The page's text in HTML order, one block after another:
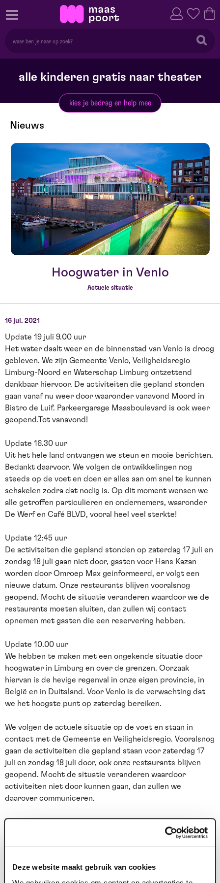
Deze website maakt gebruik van cookies
alle kinderen gratis naar theater
kies je bedrag en help mee
Nieuws
Hoogwater in Venlo
Actuele situatie
16 jul. 2021
Update 19 juli 9.00 uur
Het water daalt weer en de binnenstad van Venlo is droog
gebleven. We zijn Gemeente Venlo, Veiligheidsregio
Limburg-Noord en Waterschap Limburg ontzettend
dankbaar hiervoor. De activiteiten die gepland stonden
gaan vanaf nu weer door waaronder vanavond Moord in
Bistro de Luif. Parkeergarage Maasboulevard is ook weer
geopend.Tot vanavond!
Update 16.30 uur
Uit het hele land ontvangen we steun en mooie berichten.
Bedankt daarvoor. We volgen de ontwikkelingen nog
steeds op de voet en doen er alles aan om snel te kunnen
schakelen zodra dat nodig is. Op dit moment wensen we
alle getroffen particulieren en ondernemers, waaronder
De Werf en Café BLVD, vooral heel veel sterkte!
Update 12:45 uur
De activiteiten die gepland stonden op zaterdag 17 juli en
zondag 18 juli gaan niet door, gasten voor Hans Kazan
worden door Omroep Max geinformeerd, er volgt een
nieuwe datum. Onze restaurants blijven vooralsnog
geopend. Mocht de situatie veranderen waardoor we de
restaurants moeten sluiten, dan zullen wij contact
opnemen met gasten die een reservering hebben.
Update 10.00 uur
We hebben te maken met een ongekende situatie door
hoogwater in Limburg en over de grenzen. Oorzaak
hiervan is de hevige regenval in onze eigen provincie, in
België en in Duitsland. Voor Venlo is de verwachting dat
we het hoogste punt op zaterdag bereiken.
We volgen de actuele situatie op de voet en staan in
contact met de Gemeente en Veiligheidsregio. Vooralsnog
gaan de activiteiten die gepland staan voor zaterdag 17
juli en zondag 18 juli door, ook onze restaurants blijven
geopend. Mocht de situatie veranderen waardoor
activiteiten niet door kunnen gaan, dan zullen we
daarover communiceren.
De parkeergarages Maasboulevard, Maaswaard en
Nolensplein zijn in verband met het hoge water gesloten.
Indien nodig kunt u gebruik maken van de
Lees de actuele liveblog met het laatste nieuws over